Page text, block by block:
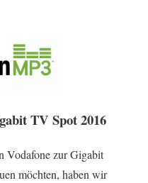
TV Spot 2016
Vodafone zur Gigabit
möchten, haben wir